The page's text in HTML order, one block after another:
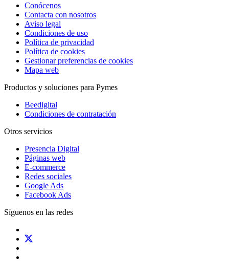
Conócenos
Contacta con nosotros
Aviso legal
Condiciones de uso
Política de privacidad
Política de cookies
Gestionar preferencias de cookies
Mapa web
Productos y soluciones para Pymes
Beedigital
Condiciones de contratación
Otros servicios
Presencia Digital
Páginas web
E-commerce
Redes sociales
Google Ads
Facebook Ads
Síguenos en las redes